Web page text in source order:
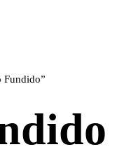
Fundido”